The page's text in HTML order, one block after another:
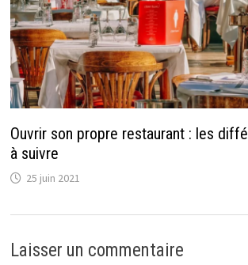
Ouvrir son propre restaurant : les
à suivre
25 juin 2021
Laisser un commentaire